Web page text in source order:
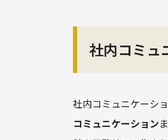
社内コミュ
社内コミュニケーショ
コミュニケーション